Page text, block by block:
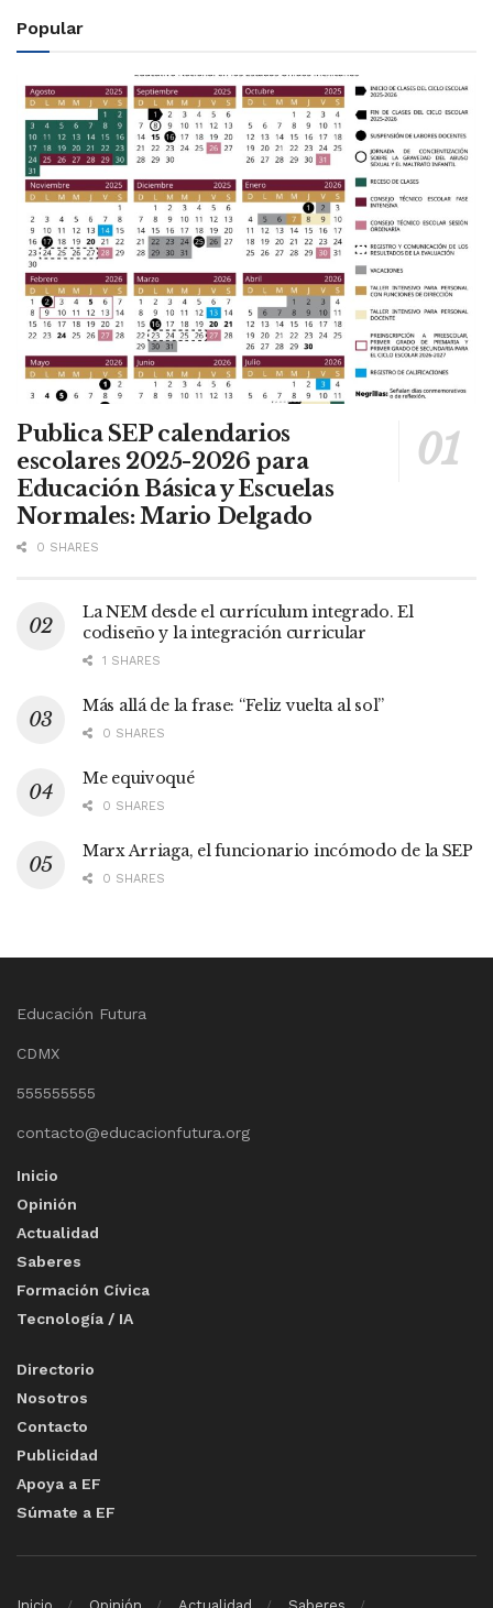
Popular
Publica SEP calendarios
escolares 2025-2026 para
Educación Básica y Escuelas
Normales: Mario Delgado
0 SHARES
La NEM desde el currículum integrado. El
codiseño y la integración curricular
1 SHARES
Más allá de la frase: “Feliz vuelta al sol”
0 SHARES
Me equivoqué
0 SHARES
Marx Arriaga, el funcionario incómodo de la SEP
0 SHARES
Educación Futura
CDMX
555555555
contacto@educacionfutura.org
Inicio
Opinión
Actualidad
Saberes
Formación Cívica
Tecnología / IA
Directorio
Nosotros
Contacto
Publicidad
Apoya a EF
Súmate a EF